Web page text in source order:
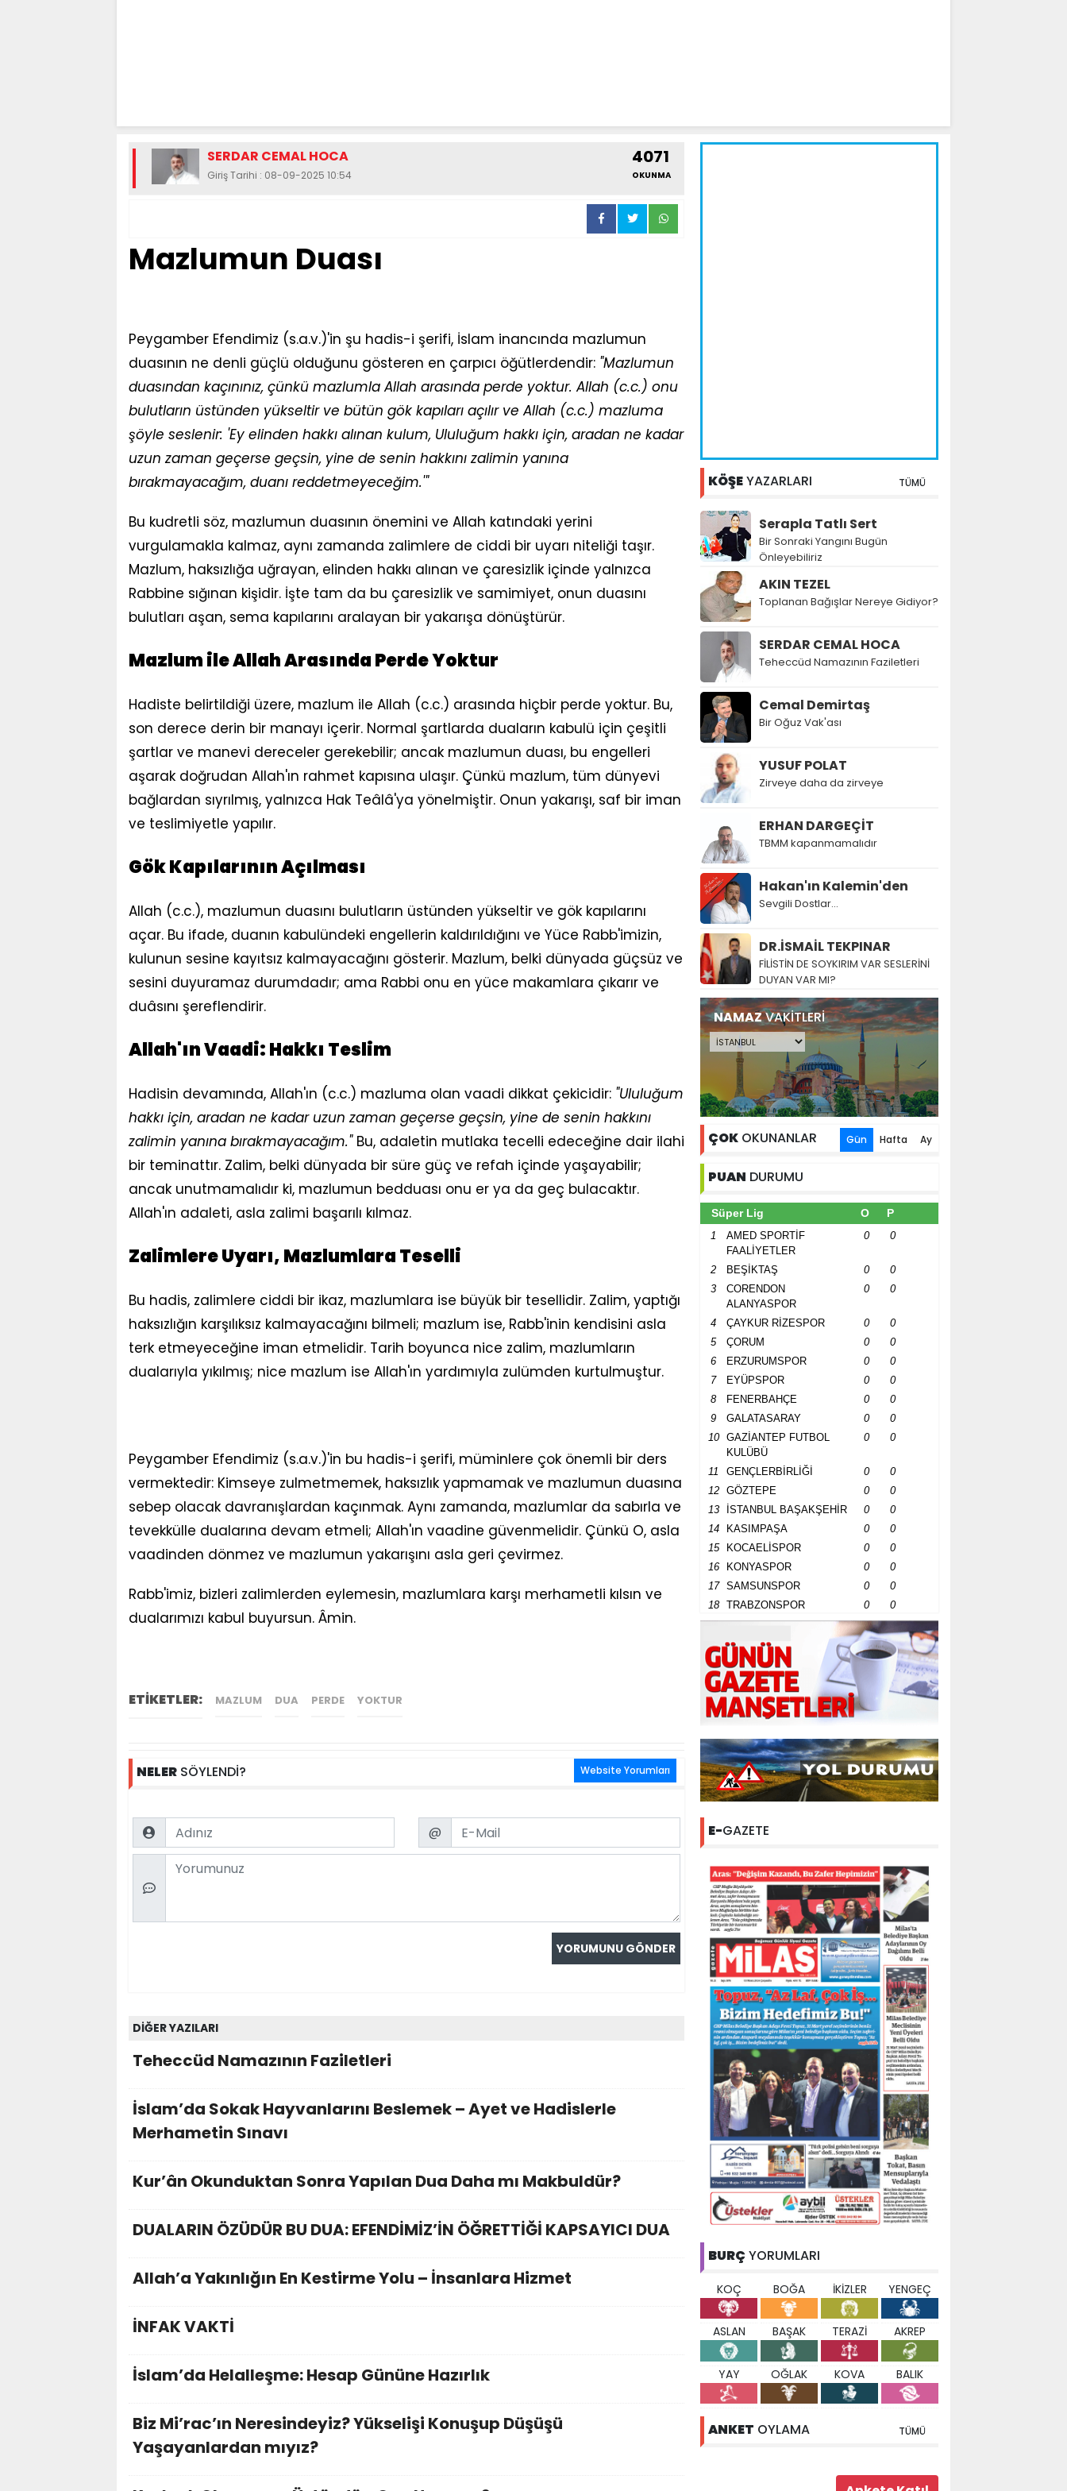
SERDAR CEMAL HOCA
Giriş Tarihi : 08-09-2025 10:54
4071
OKUNMA
Mazlumun Duası
Peygamber Efendimiz (s.a.v.)'in şu hadis-i şerifi, İslam inancında mazlumun
duasının ne denli güçlü olduğunu gösteren en çarpıcı öğütlerdendir: "Mazlumun
duasından kaçınınız, çünkü mazlumla Allah arasında perde yoktur. Allah (c.c.) onu
bulutların üstünden yükseltir ve bütün gök kapıları açılır ve Allah (c.c.) mazluma
şöyle seslenir: 'Ey elinden hakkı alınan kulum, Ululuğum hakkı için, aradan ne kadar
uzun zaman geçerse geçsin, yine de senin hakkını zalimin yanına
bırakmayacağım, duanı reddetmeyeceğim.'"
Bu kudretli söz, mazlumun duasının önemini ve Allah katındaki yerini
vurgulamakla kalmaz, aynı zamanda zalimlere de ciddi bir uyarı niteliği taşır.
Mazlum, haksızlığa uğrayan, elinden hakkı alınan ve çaresizlik içinde yalnızca
Rabbine sığınan kişidir. İşte tam da bu çaresizlik ve samimiyet, onun duasını
bulutları aşan, sema kapılarını aralayan bir yakarışa dönüştürür.
Mazlum ile Allah Arasında Perde Yoktur
Hadiste belirtildiği üzere, mazlum ile Allah (c.c.) arasında hiçbir perde yoktur. Bu,
son derece derin bir manayı içerir. Normal şartlarda duaların kabulü için çeşitli
şartlar ve manevi dereceler gerekebilir; ancak mazlumun duası, bu engelleri
aşarak doğrudan Allah'ın rahmet kapısına ulaşır. Çünkü mazlum, tüm dünyevi
bağlardan sıyrılmış, yalnızca Hak Teâlâ'ya yönelmiştir. Onun yakarışı, saf bir iman
ve teslimiyetle yapılır.
Gök Kapılarının Açılması
Allah (c.c.), mazlumun duasını bulutların üstünden yükseltir ve gök kapılarını
açar. Bu ifade, duanın kabulündeki engellerin kaldırıldığını ve Yüce Rabb'imizin,
kulunun sesine kayıtsız kalmayacağını gösterir. Mazlum, belki dünyada güçsüz ve
sesini duyuramaz durumdadır; ama Rabbi onu en yüce makamlara çıkarır ve
duâsını şereflendirir.
Allah'ın Vaadi: Hakkı Teslim
Hadisin devamında, Allah'ın (c.c.) mazluma olan vaadi dikkat çekicidir: "Ululuğum
hakkı için, aradan ne kadar uzun zaman geçerse geçsin, yine de senin hakkını
zalimin yanına bırakmayacağım."Bu, adaletin mutlaka tecelli edeceğine dair ilahi
bir teminattır. Zalim, belki dünyada bir süre güç ve refah içinde yaşayabilir;
ancak unutmamalıdır ki, mazlumun bedduası onu er ya da geç bulacaktır.
Allah'ın adaleti, asla zalimi başarılı kılmaz.
Zalimlere Uyarı, Mazlumlara Teselli
Bu hadis, zalimlere ciddi bir ikaz, mazlumlara ise büyük bir tesellidir. Zalim, yaptığı
haksızlığın karşılıksız kalmayacağını bilmeli; mazlum ise, Rabb'inin kendisini asla
terk etmeyeceğine iman etmelidir. Tarih boyunca nice zalim, mazlumların
dualarıyla yıkılmış; nice mazlum ise Allah'ın yardımıyla zulümden kurtulmuştur.
Peygamber Efendimiz (s.a.v.)'in bu hadis-i şerifi, müminlere çok önemli bir ders
vermektedir: Kimseye zulmetmemek, haksızlık yapmamak ve mazlumun duasına
sebep olacak davranışlardan kaçınmak. Aynı zamanda, mazlumlar da sabırla ve
tevekkülle dualarına devam etmeli; Allah'ın vaadine güvenmelidir. Çünkü O, asla
vaadinden dönmez ve mazlumun yakarışını asla geri çevirmez.
Rabb'imiz, bizleri zalimlerden eylemesin, mazlumlara karşı merhametli kılsın ve
dualarımızı kabul buyursun. Âmin.
ETİKETLER: MAZLUM DUA PERDE YOKTUR
NELER SÖYLENDİ? Website Yorumları
Name Email
@
Comment
DİĞER YAZILARI
Teheccüd Namazının Faziletleri
İslam’da Sokak Hayvanlarını Beslemek – Ayet ve Hadislerle
Merhametin Sınavı
Kur’ân Okunduktan Sonra Yapılan Dua Daha mı Makbuldür?
DUALARIN ÖZÜDÜR BU DUA: EFENDİMİZ’İN ÖĞRETTİĞİ KAPSAYICI DUA
Allah’a Yakınlığın En Kestirme Yolu – İnsanlara Hizmet
İNFAK VAKTİ
İslam’da Helalleşme: Hesap Gününe Hazırlık
Biz Mi’rac’ın Neresindeyiz? Yükselişi Konuşup Düşüşü
Yaşayanlardan mıyız?
KÖŞEYAZARLARI TÜMÜ
Serapla Tatlı Sert
Bir Sonraki Yangını Bugün
Önleyebiliriz
AKIN TEZEL
Toplanan Bağışlar Nereye Gidiyor?
SERDAR CEMAL HOCA
Teheccüd Namazının Faziletleri
Cemal Demirtaş
Bir Oğuz Vak'ası
YUSUF POLAT
Zirveye daha da zirveye
ERHAN DARGEÇİT
TBMM kapanmamalıdır
Hakan'ın Kalemin'den
Sevgili Dostlar...
DR.İSMAİL TEKPINAR
FİLİSTİN DE SOYKIRIM VAR SESLERİNİ
DUYAN VAR MI?
NAMAZVAKİTLERİ
ÇOK OKUNANLAR Gün Hafta Ay
PUAN DURUMU
Süper Lig O P
1
AMED SPORTİF
FAALİYETLER
0 0
2 BEŞİKTAŞ 0
0
3
CORENDON
ALANYASPOR
0 0
4 ÇAYKUR RİZESPOR 0
0
5
ÇORUM 0
0
6
ERZURUMSPOR 0
0
7
EYÜPSPOR 0
0
8
FENERBAHÇE 0
0
9
GALATASARAY 0
0
10
GAZİANTEP FUTBOL
KULÜBÜ
0 0
11 GENÇLERBİRLİĞİ 0
0
12
GÖZTEPE 0
0
13
İSTANBUL BAŞAKŞEHİR 0
0
14
KASIMPAŞA 0
0
15
KOCAELİSPOR 0
0
16
KONYASPOR 0
0
17
SAMSUNSPOR 0
0
18
TRABZONSPOR 0 0
E-GAZETE
BURÇ YORUMLARI
KOÇ BOĞA İKİZLER YENGEÇ
ASLAN BAŞAK TERAZİ AKREP
YAY OĞLAK KOVA BALIK
ANKET OYLAMA TÜMÜ